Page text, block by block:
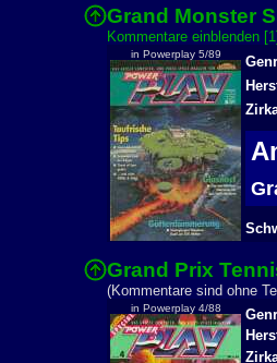
Grand Monster
Kommentare einblenden [1]
in Powerplay 5/89
Grand Prix
(Kommentare sind ohne
in Powerplay 4/88